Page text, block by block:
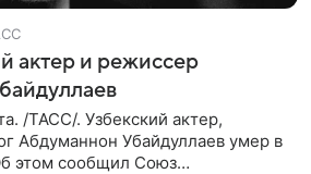
актер и режиссер
/ТАСС/. Узбекский актер,
Абдуманнон Убайдуллаев умер в
этом сообщил Союз